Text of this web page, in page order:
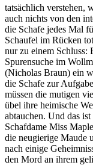
tatsächlich verstehen,
auch nichts von den
die Schafe jedes Mal
Schaufel im Rücken
nur zu einem Schluss:
Spurensuche im
(Nicholas Braun) ein
die Schafe zur
müssen die mutigen
übel ihre heimische
abtauchen. Und das
Schafdame Miss
die neugierige Maude
nach einige
den Mord an ihrem